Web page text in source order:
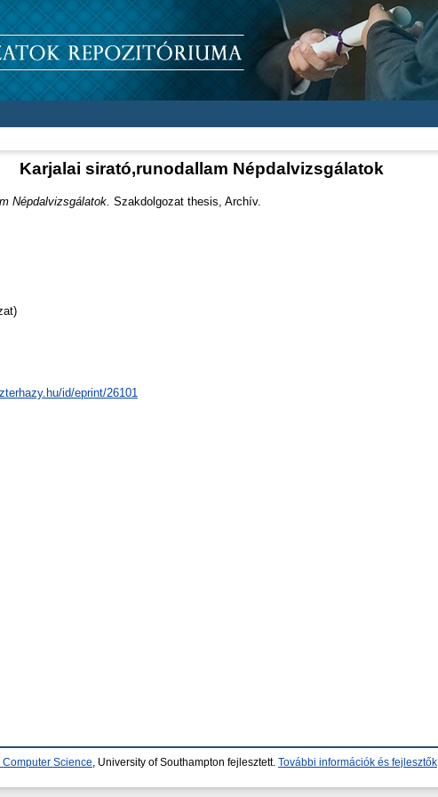
Karjalai sirató,runodallam Népdalvizsgálatok
Népdalvizsgálatok. Szakdolgozat thesis, Archív.
id/eprint/26101
Science , University of Southampton fejlesztett. További információk és fejlesztők